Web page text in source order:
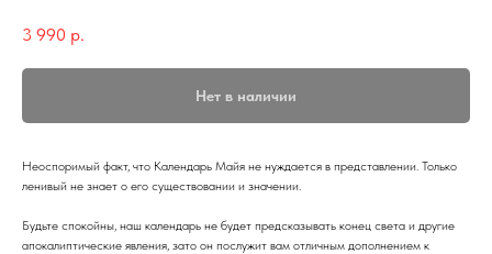
3 990 р.
Нет в наличии
Неоспоримый факт, что Календарь Майя не нуждается в представлении. Только
ленивый не знает о его существовании и значении.
Будьте спокойны, наш календарь не будет предсказывать конец света и другие
апокалиптические явления, зато он послужит вам отличным дополнением к